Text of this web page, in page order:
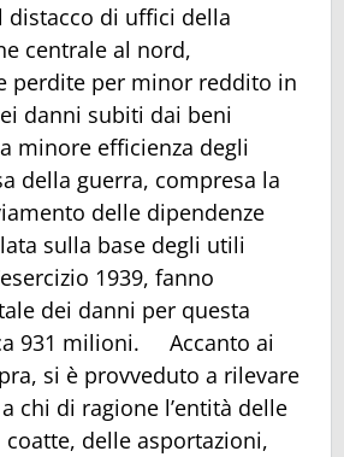
distacco di uffici della
centrale al nord,
perdite per minor reddito in
danni subiti dai beni
minore efficienza degli
della guerra, compresa la
delle dipendenze
sulla base degli utili
1939, fanno
dei danni per questa
931 milioni. Accanto ai
si è provveduto a rilevare
chi di ragione l’entità delle
delle asportazioni,